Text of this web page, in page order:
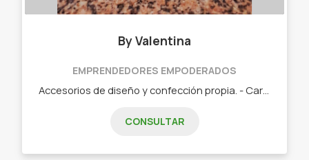
By Valentina
EMPRENDEDORES EMPODERADOS
CONSULTAR